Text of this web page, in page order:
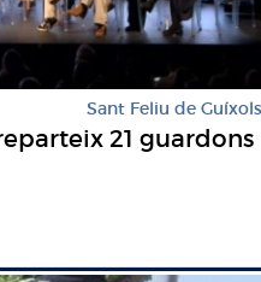
Sant Feliu de Guíxols
21 guardons